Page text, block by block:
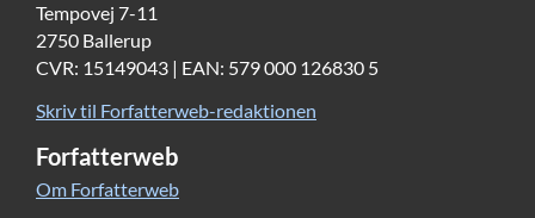
Tempovej 7-11
2750 Ballerup
CVR: 15149043 | EAN: 579 000 126830 5
Skriv til Forfatterweb-redaktionen
Forfatterweb
Om Forfatterweb